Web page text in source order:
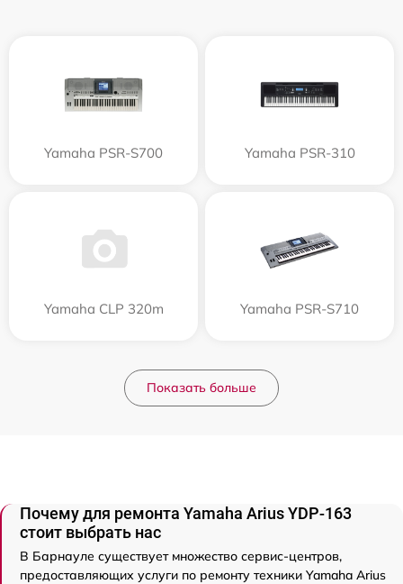
Yamaha PSR-S700 Yamaha PSR-310
Yamaha CLP 320m Yamaha PSR-S710
Показать больше
Почему для ремонта Yamaha Arius YDP-163
стоит выбрать нас
В Барнауле существует множество сервис-центров,
предоставляющих услуги по ремонту техники Yamaha Arius